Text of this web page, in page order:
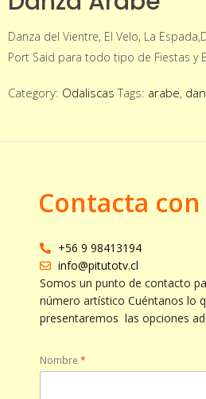
Danza del Vientre, El Velo, La
Port Said para todo tipo de Fiestas y
Category: Odaliscas Tags: arabe,
Contacta
+56 9 98413194
info@pitutotv.cl
Somos un punto de contacto
número artístico Cuéntanos lo
presentaremos las opciones
Nombre *